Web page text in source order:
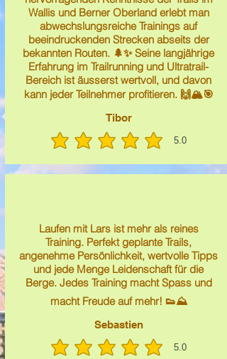
Wallis und Berner Oberland erlebt man
abwechslungsreiche Trainings auf
beeindruckenden Strecken abseits der
bekannten Routen. 🌲✨ Seine langjährige
Erfahrung im Trailrunning und Ultratrail-
Bereich ist äusserst wertvoll, und davon
kann jeder Teilnehmer profitieren. 🙌🏔️🎯
Tibor
5.0
average rating is 5 out of 5
Laufen mit Lars ist mehr als reines
Training. Perfekt geplante Trails,
angenehme Persönlichkeit, wertvolle Tipps
und jede Menge Leidenschaft für die
Berge. Jedes Training macht Spass und
macht Freude auf mehr! 👟⛰️
Sebastien
5.0
average rating is 5 out of 5